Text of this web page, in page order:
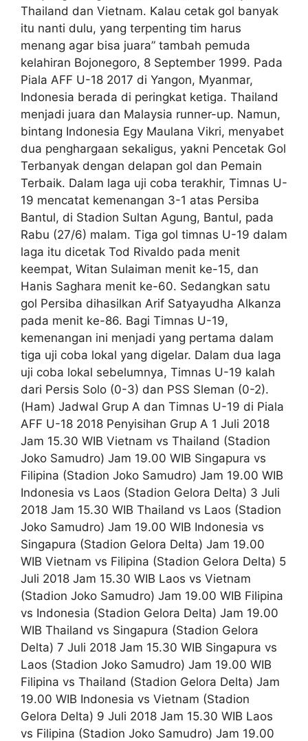
Thailand dan Vietnam. Kalau cetak gol banyak
itu nanti dulu, yang terpenting tim harus
menang agar bisa juara” tambah pemuda
kelahiran Bojonegoro, 8 September 1999. Pada
Piala AFF U-18 2017 di Yangon, Myanmar,
Indonesia berada di peringkat ketiga. Thailand
menjadi juara dan Malaysia runner-up. Namun,
bintang Indonesia Egy Maulana Vikri, menyabet
dua penghargaan sekaligus, yakni Pencetak Gol
Terbanyak dengan delapan gol dan Pemain
Terbaik. Dalam laga uji coba terakhir, Timnas U-
19 mencatat kemenangan 3-1 atas Persiba
Bantul, di Stadion Sultan Agung, Bantul, pada
Rabu (27/6) malam. Tiga gol timnas U-19 dalam
laga itu dicetak Tod Rivaldo pada menit
keempat, Witan Sulaiman menit ke-15, dan
Hanis Saghara menit ke-60. Sedangkan satu
gol Persiba dihasilkan Arif Satyayudha Alkanza
pada menit ke-86. Bagi Timnas U-19,
kemenangan ini menjadi yang pertama dalam
tiga uji coba lokal yang digelar. Dalam dua laga
uji coba lokal sebelumnya, Timnas U-19 kalah
dari Persis Solo (0-3) dan PSS Sleman (0-2).
(Ham) Jadwal Grup A dan Timnas U-19 di Piala
AFF U-18 2018 Penyisihan Grup A 1 Juli 2018
Jam 15.30 WIB Vietnam vs Thailand (Stadion
Joko Samudro) Jam 19.00 WIB Singapura vs
Filipina (Stadion Joko Samudro) Jam 19.00 WIB
Indonesia vs Laos (Stadion Gelora Delta) 3 Juli
2018 Jam 15.30 WIB Thailand vs Laos (Stadion
Joko Samudro) Jam 19.00 WIB Indonesia vs
Singapura (Stadion Gelora Delta) Jam 19.00
WIB Vietnam vs Filipina (Stadion Gelora Delta) 5
Juli 2018 Jam 15.30 WIB Laos vs Vietnam
(Stadion Joko Samudro) Jam 19.00 WIB Filipina
vs Indonesia (Stadion Gelora Delta) Jam 19.00
WIB Thailand vs Singapura (Stadion Gelora
Delta) 7 Juli 2018 Jam 15.30 WIB Singapura vs
Laos (Stadion Joko Samudro) Jam 19.00 WIB
Filipina vs Thailand (Stadion Gelora Delta) Jam
19.00 WIB Indonesia vs Vietnam (Stadion
Gelora Delta) 9 Juli 2018 Jam 15.30 WIB Laos
vs Filipina (Stadion Joko Samudro) Jam 19.00